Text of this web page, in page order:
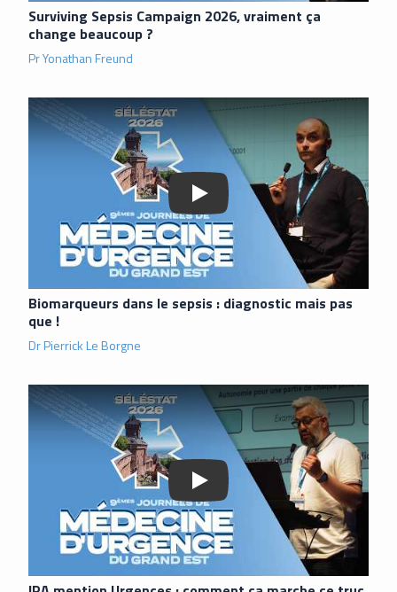
Surviving Sepsis Campaign 2026, vraiment ça
change beaucoup ?
Pr Yonathan Freund
Lancer la vidéo
Biomarqueurs dans le sepsis : diagnostic mais pas
que !
Dr Pierrick Le Borgne
Lancer la vidéo